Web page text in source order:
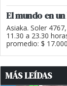
El mundo en
Asiaka. Soler
11.30 a 23.30
promedio: $
MÁS LEÍDAS